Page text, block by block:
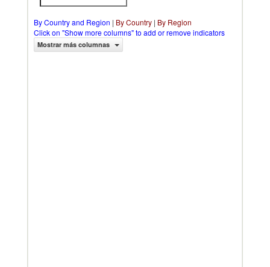
By Country and Region | By Country | By Region
Click on "Show more columns" to add or remove indicators
Mostrar más columnas